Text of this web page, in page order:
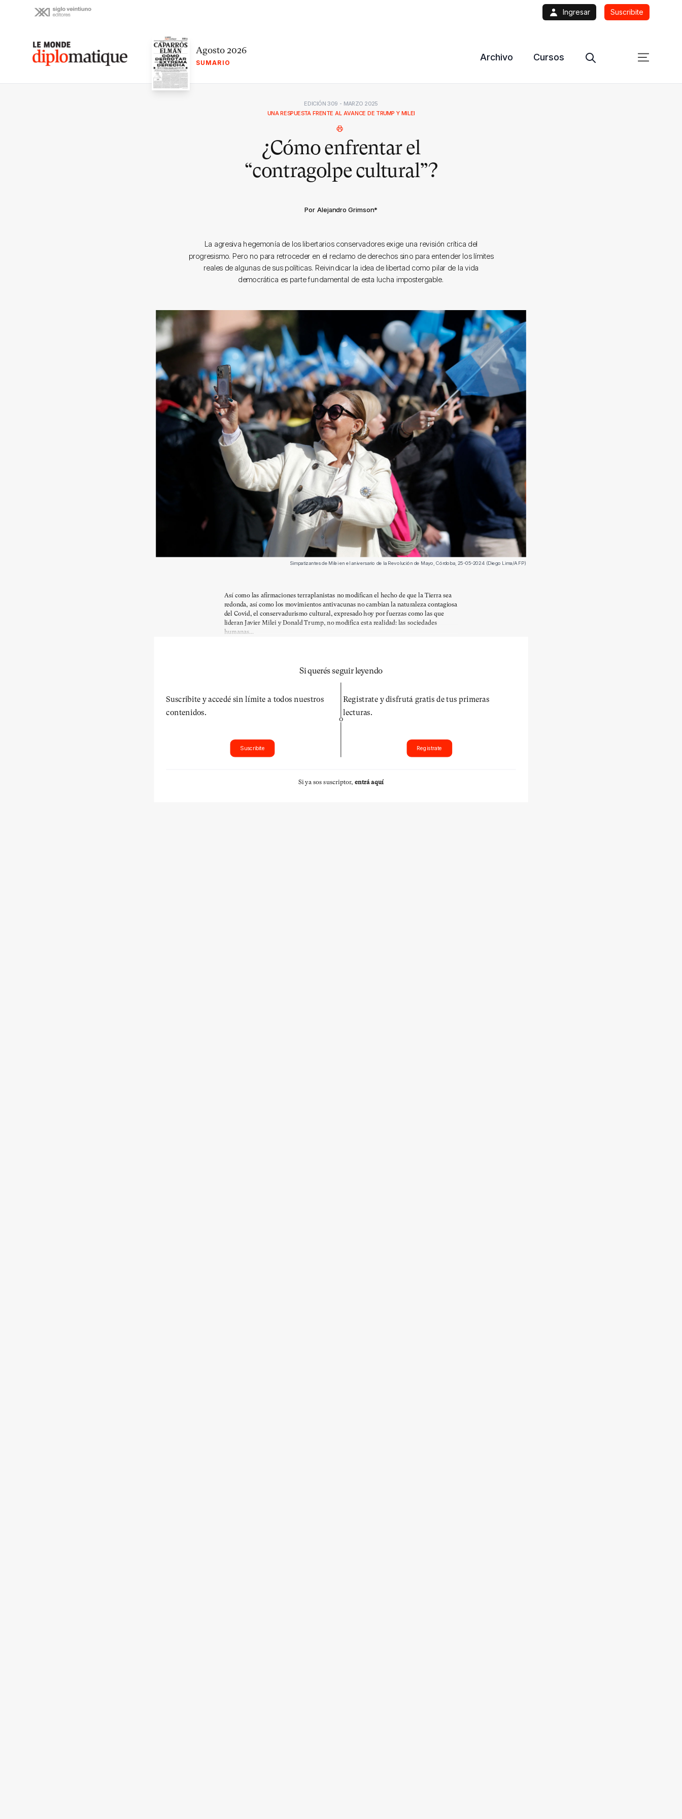
Ingresar Suscribite
Le monde diplomatique Agosto 2026
SUMARIO
Archivo Cursos
EDICIÓN 309 - MARZO 2025
UNA RESPUESTA FRENTE AL AVANCE DE TRUMP Y MILEI
¿Cómo enfrentar el
“contragolpe cultural”?
Por Alejandro Grimson*
La agresiva hegemonía de los libertarios conservadores exige una revisión crítica del
progresismo. Pero no para retroceder en el reclamo de derechos sino para entender los límites
reales de algunas de sus políticas. Reivindicar la idea de libertad como pilar de la vida
democrática es parte fundamental de esta lucha impostergable.
Simpatizantes de Milei en el aniversario de la Revolución de Mayo, Córdoba, 25-05-2024 (Diego Lima/AFP)
Así como las afirmaciones terraplanistas no modifican el hecho de que la Tierra sea
redonda, así como los movimientos antivacunas no cambian la naturaleza contagiosa
del Covid, el conservadurismo cultural, expresado hoy por fuerzas como las que
lideran Javier Milei y Donald Trump, no modifica esta realidad: las sociedades
humanas...
Si querés seguir leyendo
Suscribite y accedé sin límite a todos nuestros
contenidos.
Suscribite
O
Registrate y disfrutá gratis de tus primeras
lecturas.
Registrate
Si ya sos suscriptor, entrá aquí